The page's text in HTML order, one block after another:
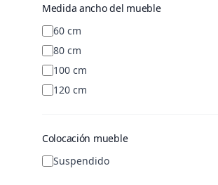
Medida ancho del mueble
60 cm
80 cm
100 cm
120 cm
Colocación mueble
Suspendido